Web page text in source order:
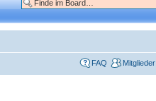
FAQ Mitglieder